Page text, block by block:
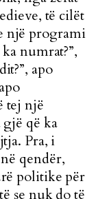
të cilët
një programi
numrat?”,
apo
tej një
që ka
Pra, i
qendër,
politike për
se nuk do të